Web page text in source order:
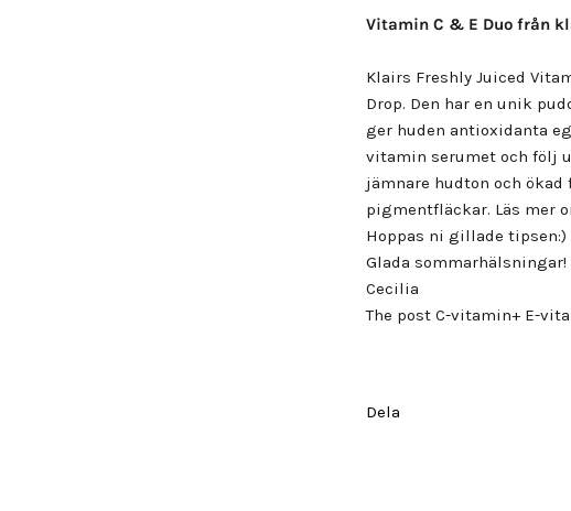
Vitamin C & E Duo från
Klairs Freshly Juiced
Drop. Den har en unik
ger huden antioxidanta
vitamin serumet och följ
jämnare hudton och
pigmentfläckar. Läs mer
Hoppas ni gillade tipsen:)
Glada sommarhälsningar!
Cecilia
The post C-vitamin+ E-
Dela